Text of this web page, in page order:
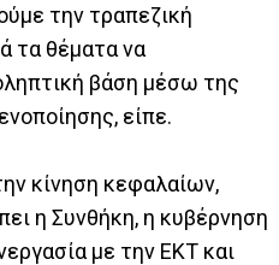
την τραπεζική
τα θέματα να
βάση μέσω της
είπε.
κίνηση κεφαλαίων,
η Συνθήκη, η κυβέρνηση
με την ΕΚΤ και